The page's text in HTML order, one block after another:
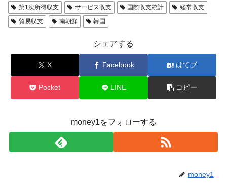
第1次所得収支
サービス収支 国際収支統計
経常収支
貿易収支
南朝鮮 韓国
シェアする
X Facebook はてブ
Pocket LINE コピー
money1をフォローする
money1